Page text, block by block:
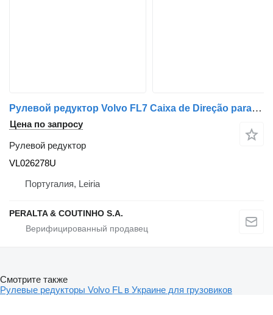
Рулевой редуктор Volvo FL7 Caixa de Direção para Reparação ou Peças VL026278U для грузовика
Цена по запросу
Рулевой редуктор
VL026278U
Португалия, Leiria
PERALTA & COUTINHO S.A.
Смотрите также
Рулевые редукторы Volvo FL в Украине для грузовиков